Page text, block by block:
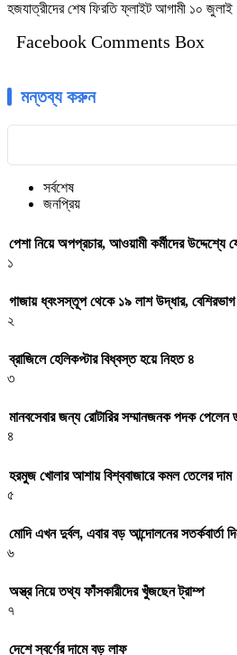
হজযাত্রীদের শেষ ফিরতি ফ্লাইট আগামী ১০
Facebook Comments Box
মন্তব্য করুন
সর্বশেষ
জনপ্রিয়
পেশা নিয়ে অপপ্রচার, আওয়ামী কর্মীদের উদ্দেশ্যে
১
গাজায় ধ্বংসস্তূপ থেকে ১৯ লাশ উদ্ধার, বেশিরভাগ
২
ব্রাজিলে হেলিকপ্টার বিধ্বস্ত হয়ে নিহত ৪
৩
মানবসেবার জন্য রোটারির সম্মানজনক পদক পেলেন
৪
হরমুজ খোলার আশায় বিশ্ববাজারে কমল তেলের দাম
৫
মোদি এখন দুর্বল, এবার বড় আন্দোলনের সতর্কবার্তা
৬
অস্ত্র নিয়ে তথ্য ফাঁসকারীদের খুঁজছেন ট্রাম্প
৭
দেশে স্বর্ণের দামে বড় লাফ